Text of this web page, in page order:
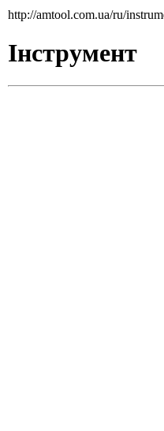
http://amtool.com.ua/ru/
Інструмент